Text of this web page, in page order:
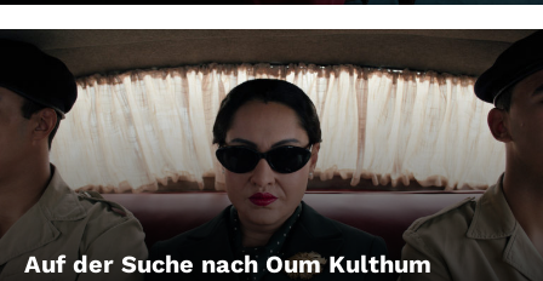
Auf der Suche nach Oum Kulthum